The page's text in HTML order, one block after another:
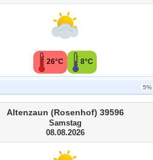
26°C 8°C
5%
Altenzaun (Rosenhof) 39596
Samstag
08.08.2026